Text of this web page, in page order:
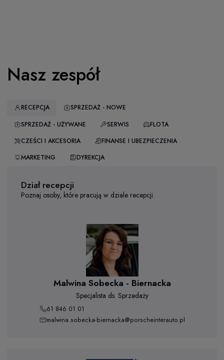
Nasz zespół
RECEPCJA
SPRZEDAŻ - NOWE
SPRZEDAŻ - UŻYWANE
SERWIS
FLOTA
CZEŚCI I AKCESORIA
FINANSE I UBEZPIECZENIA
MARKETING
DYREKCJA
Dział recepcji
Poznaj osoby, które pracują w dziale recepcji.
Malwina Sobecka - Biernacka
Specjalista ds. Sprzedaży
61 846 01 01
malwina.sobecka-biernacka@porscheinterauto.pl